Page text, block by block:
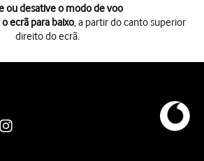
ou desative o modo de voo
ecrã para baixo, a partir do canto superior
direito do ecrã.
de voopara ativar ou desativar a função.